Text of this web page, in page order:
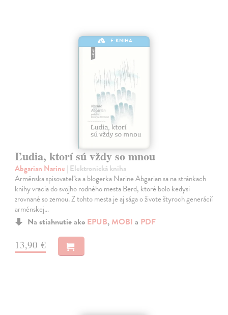
E-KNIHA
Ľudia, ktorí sú vždy so mnou
Abgarian Narine | Elektronická kniha
Arménska spisovateľka a blogerka Narine Abgarian sa na stránkach
knihy vracia do svojho rodného mesta Berd, ktoré bolo kedysi
zrovnané so zemou. Z tohto mesta je aj sága o živote štyroch generácií
arménskej…
Na stiahnutie ako EPUB, MOBI a PDF
13,90 €